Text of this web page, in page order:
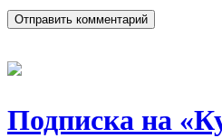
Подписка на